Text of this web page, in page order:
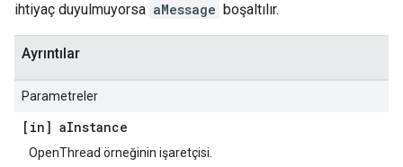
ihtiyaç duyulmuyorsa aMessage boşaltılır.
Ayrıntılar
Parametreler
[in] aInstance
OpenThread örneğinin işaretçisi.